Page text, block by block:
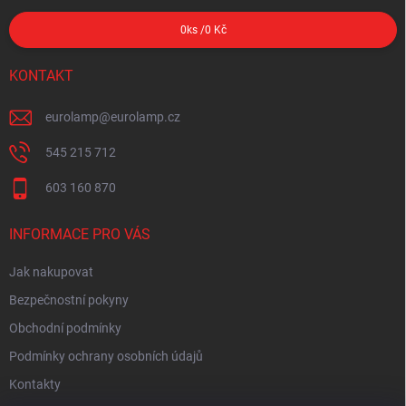
0 ks /0 Kč
KONTAKT
eurolamp@eurolamp.cz
545 215 712
603 160 870
INFORMACE PRO VÁS
Jak nakupovat
Bezpečnostní pokyny
Obchodní podmínky
Podmínky ochrany osobních údajů
Kontakty